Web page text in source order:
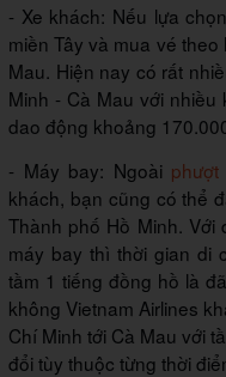
- Xe khách: Nếu lựa
miền Tây và mua vé
Mau. Hiện nay có rất
Minh - Cà Mau với
dao động khoảng
- Máy bay: Ngoài
khách, bạn cũng có thể
Thành phố Hồ Minh.
máy bay thì thời gian di
tầm 1 tiếng đồng hồ là
không Vietnam Airlines
Chí Minh tới Cà Mau với
đổi tùy thuộc từng thời